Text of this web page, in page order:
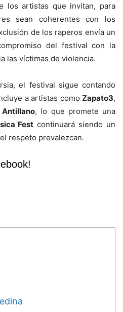
los artistas que invitan, para
sean coherentes con los
de los raperos envía un
del festival con la
las víctimas de violencia.
el festival sigue contando
a artistas comoZapato3,
, lo que promete una
Fest continuará siendo un
respeto prevalezcan.